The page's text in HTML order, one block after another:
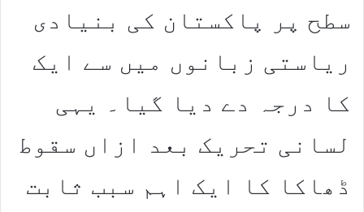
سطح پر پاکستان کی بنیادی
ریاستی زبانوں میں سے ایک
کا درجہ دے دیا گیا۔ یہی
لسانی تحریک بعد ازاں سقوط
ڈھاکا کا ایک اہم سبب ثابت